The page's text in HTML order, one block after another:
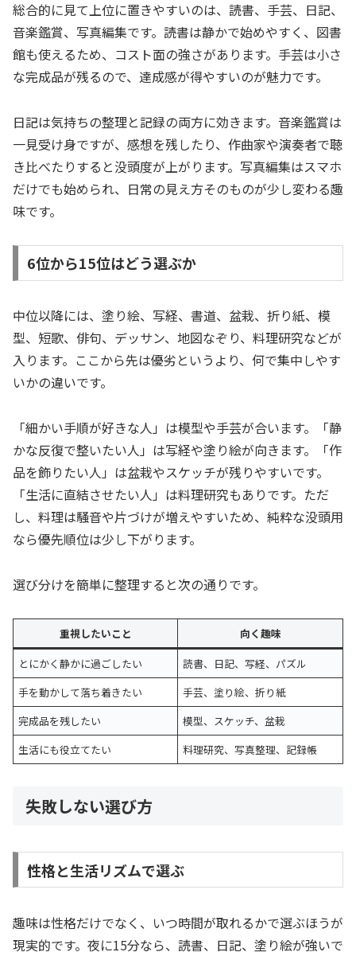
総合的に見て上位に置きやすいのは、読書、手芸、日記、
音楽鑑賞、写真編集です。読書は静かで始めやすく、図書
館も使えるため、コスト面の強さがあります。手芸は小さ
な完成品が残るので、達成感が得やすいのが魅力です。
日記は気持ちの整理と記録の両方に効きます。音楽鑑賞は
一見受け身ですが、感想を残したり、作曲家や演奏者で聴
き比べたりすると没頭度が上がります。写真編集はスマホ
だけでも始められ、日常の見え方そのものが少し変わる趣
味です。
6位から15位はどう選ぶか
中位以降には、塗り絵、写経、書道、盆栽、折り紙、模
型、短歌、俳句、デッサン、地図なぞり、料理研究などが
入ります。ここから先は優劣というより、何で集中しやす
いかの違いです。
「細かい手順が好きな人」は模型や手芸が合います。「静
かな反復で整いたい人」は写経や塗り絵が向きます。「作
品を飾りたい人」は盆栽やスケッチが残りやすいです。
「生活に直結させたい人」は料理研究もありです。ただ
し、料理は騒音や片づけが増えやすいため、純粋な没頭用
なら優先順位は少し下がります。
選び分けを簡単に整理すると次の通りです。
重視したいこと
向く趣味
とにかく静かに過ごしたい
読書、日記、写経、パズル
手を動かして落ち着きたい
手芸、塗り絵、折り紙
完成品を残したい
模型、スケッチ、盆栽
生活にも役立てたい
料理研究、写真整理、記録帳
失敗しない選び方
性格と生活リズムで選ぶ
趣味は性格だけでなく、いつ時間が取れるかで選ぶほうが
現実的です。夜に15分なら、読書、日記、塗り絵が強いで